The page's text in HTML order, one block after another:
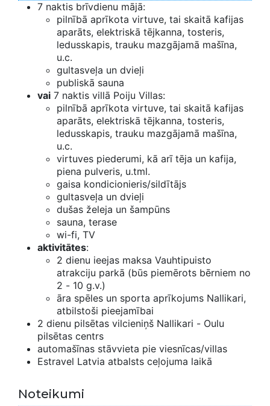
7 naktis brīvdienu mājā:
pilnībā aprīkota virtuve, tai skaitā kafijas
aparāts, elektriskā tējkanna, tosteris,
ledusskapis, trauku mazgājamā mašīna,
u.c.
gultasveļa un dvieļi
publiskā sauna
vai 7 naktis villā Poiju Villas:
pilnībā aprīkota virtuve, tai skaitā kafijas
aparāts, elektriskā tējkanna, tosteris,
ledusskapis, trauku mazgājamā mašīna,
u.c.
virtuves piederumi, kā arī tēja un kafija,
piena pulveris, u.tml.
gaisa kondicionieris/sildītājs
gultasveļa un dvieļi
dušas želeja un šampūns
sauna, terase
wi-fi, TV
aktivitātes:
2 dienu ieejas maksa Vauhtipuisto
atrakciju parkā (būs piemērots bērniem no
2 - 10 g.v.)
āra spēles un sporta aprīkojums Nallikari,
atbilstoši pieejamībai
2 dienu pilsētas vilcieniņš Nallikari - Oulu
pilsētas centrs
automašīnas stāvvieta pie viesnīcas/villas
Estravel Latvia atbalsts ceļojuma laikā
Noteikumi